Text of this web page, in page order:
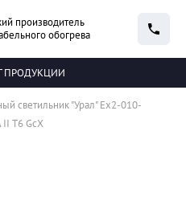
производитель
обогрева
ПРОДУКЦИИ
светильник "Урал" Ex2-010-
T6 GcX